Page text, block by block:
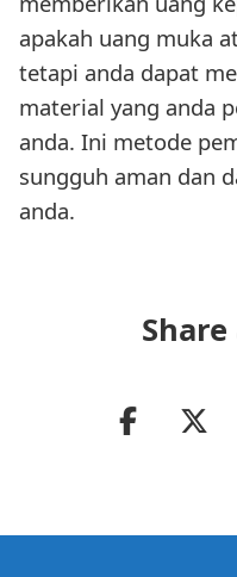
apakah uang muka
tetapi anda dapat
material yang anda
anda. Ini metode
sungguh aman dan
anda.